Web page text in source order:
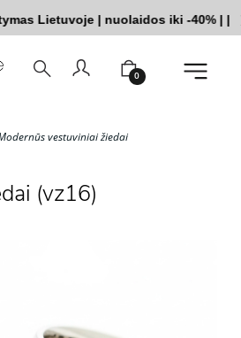
Lietuvoje|nuolaidos iki -40%||
0
vestuviniai žiedai
(vz16)